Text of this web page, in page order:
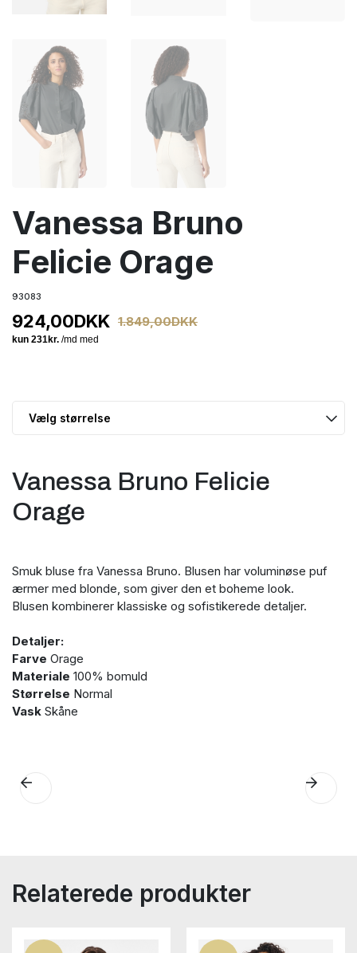
Vanessa Bruno
Felicie Orage
93083
924,00DKK 1.849,00DKK
Vanessa Bruno Felicie
Orage
Smuk bluse fra Vanessa Bruno. Blusen har voluminøse puf
ærmer med blonde, som giver den et boheme look.
Blusen kombinerer klassiske og sofistikerede detaljer.
Detaljer:
Farve Orage
Materiale 100% bomuld
Størrelse Normal
Vask Skåne
Relaterede produkter